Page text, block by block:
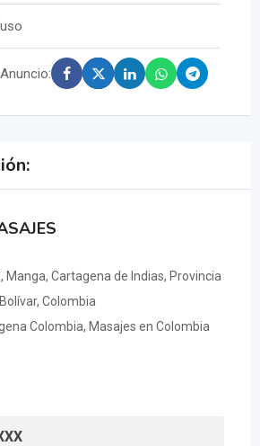
Manga, Cartagena de Indias, Provincia
Colombia
Colombia, Masajes en Colombia